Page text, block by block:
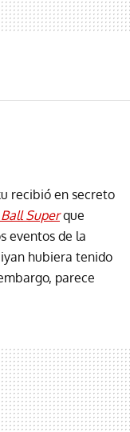
recibió en secreto
Superque
eventos de la
hubiera tenido
parece